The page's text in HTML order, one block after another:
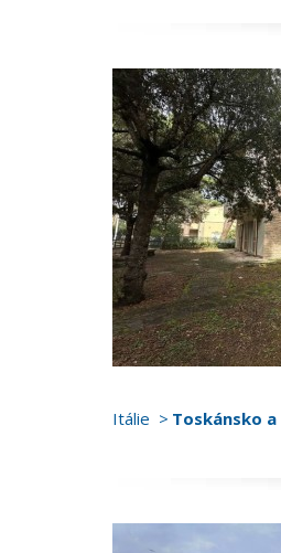
Itálie Toskánsko